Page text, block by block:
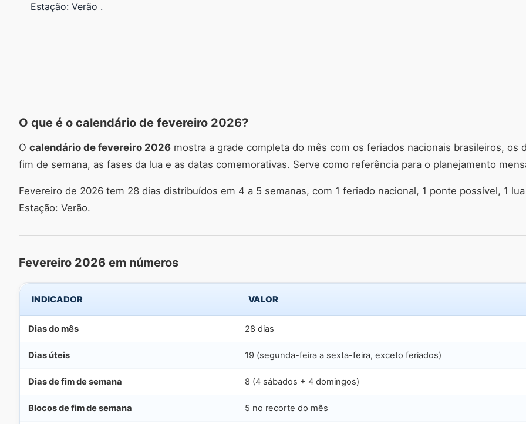
Estação: Verão .
O que é o calendário de fevereiro 2026?
O calendário de fevereiro 2026 mostra a grade completa do mês com os feriados nacionais brasileiros, os
fim de semana, as fases da lua e as datas comemorativas. Serve como referência para o planejamento
Fevereiro de 2026 tem 28 dias distribuídos em 4 a 5 semanas, com 1 feriado nacional, 1 ponte possível, 1
Estação: Verão.
Fevereiro 2026 em números
INDICADOR VALOR
Dias do mês 28 dias
Dias úteis 19 (segunda-feira a sexta-feira, exceto feriados)
Dias de fim de semana 8 (4 sábados + 4 domingos)
Blocos de fim de semana 5 no recorte do mês